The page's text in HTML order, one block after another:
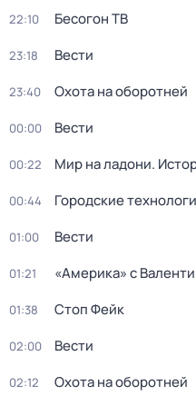
22:10 Бесогон ТВ
23:18 Вести
23:40 Охота на оборотней
00:00 Вести
00:22 Мир на ладони.
00:44 Городские
01:00 Вести
01:21 «Америка» с
01:38 Стоп Фейк
02:00 Вести
02:12 Охота на оборотней